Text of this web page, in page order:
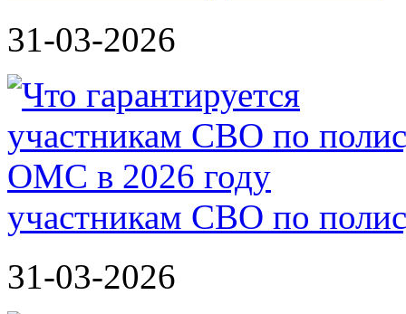
31-03-2026
участникам СВО по
31-03-2026